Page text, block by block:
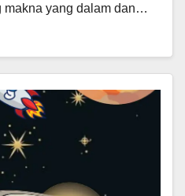
makna yang dalam dan…